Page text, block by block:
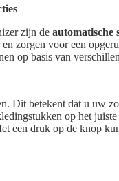
zijn de automatische
zorgen voor een
op basis van
Dit betekent dat u uw
op het
een druk op de knop